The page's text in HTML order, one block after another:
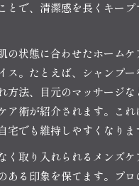
とで、清潔感を長くキー
の状態に合わせたホームケ
ス。たとえば、シャンプー
方法、目元のマッサージ
ア術が紹介されます。こ
宅でも維持しやすくなりま
く取り入れられるメンズケ
ある印象を保てます。プ